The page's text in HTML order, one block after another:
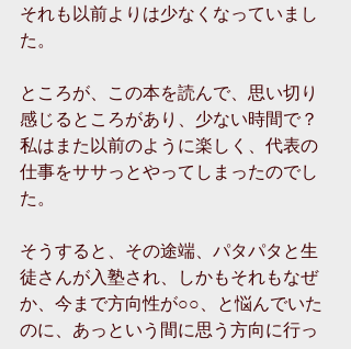
それも以前よりは少なくなっていまし
た。
ところが、この本を読んで、思い切り
感じるところがあり、少ない時間で？
私はまた以前のように楽しく、代表の
仕事をササっとやってしまったのでし
た。
そうすると、その途端、パタパタと生
徒さんが入塾され、しかもそれもなぜ
か、今まで方向性が○○、と悩んでいた
のに、あっという間に思う方向に行っ